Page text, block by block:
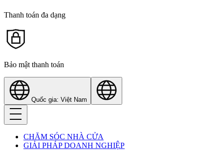
Thanh toán đa dạng
Bảo mật thanh toán
Quốc gia: Việt Nam
CHĂM SÓC NHÀ CỬA
GIẢI PHÁP DOANH NGHIỆP